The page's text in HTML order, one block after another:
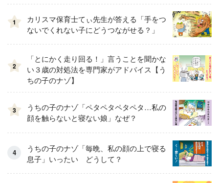
1
カリスマ保育士てぃ先生が答える「手をつ
ないでくれない子にどうつながせる？」
2
「とにかく走り回る！」言うことを聞かな
い３歳の対処法を専門家がアドバイス【う
ちの子のナゾ】
3
うちの子のナゾ「ペタペタペタペタ…私の
顔を触らないと寝ない娘」なぜ？
うちの子のナゾ「毎晩、私の顔の上で寝る
息子」いったい どうして？